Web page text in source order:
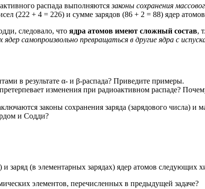
распада выполняютсязаконы сохранения
(222 + 4 = 226) и сумме зарядов (86 + 2 = 88) ядер
следовало, что ядра атомов имеют сложный состав,
самопроизвольно превращаться в другие ядра с
в результате α- и β-распада? Приведите примеры.
изменения при радиоактивном распаде?
законы сохранения заряда (зарядового числа) и
и Содди?
заряд (в элементарных зарядах) ядер атомов следующих
элементов, перечисленных в предыдущей задаче?